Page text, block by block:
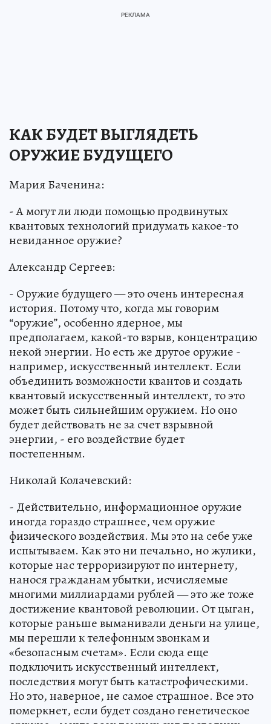
КАК БУДЕТ ВЫГЛЯДЕТЬ
ОРУЖИЕ БУДУЩЕГО
Мария Баченина:
- А могут ли люди помощью продвинутых
квантовых технологий придумать какое-то
невиданное оружие?
Александр Сергеев:
- Оружие будущего — это очень интересная
история. Потому что, когда мы говорим
“оружие”, особенно ядерное, мы
предполагаем, какой-то взрыв, концентрацию
некой энергии. Но есть же другое оружие -
например, искусственный интеллект. Если
объединить возможности квантов и создать
квантовый искусственный интеллект, то это
может быть сильнейшим оружием. Но оно
будет действовать не за счет взрывной
энергии, - его воздействие будет
постепенным.
Николай Колачевский:
- Действительно, информационное оружие
иногда гораздо страшнее, чем оружие
физического воздействия. Мы это на себе уже
испытываем. Как это ни печально, но жулики,
которые нас терроризируют по интернету,
нанося гражданам убытки, исчисляемые
многими миллиардами рублей — это же тоже
достижение квантовой революции. От цыган,
которые раньше выманивали деньги на улице,
мы перешли к телефонным звонкам и
«безопасным счетам». Если сюда еще
подключить искусственный интеллект,
последствия могут быть катастрофическими.
Но это, наверное, не самое страшное. Все это
померкнет, если будет создано генетическое